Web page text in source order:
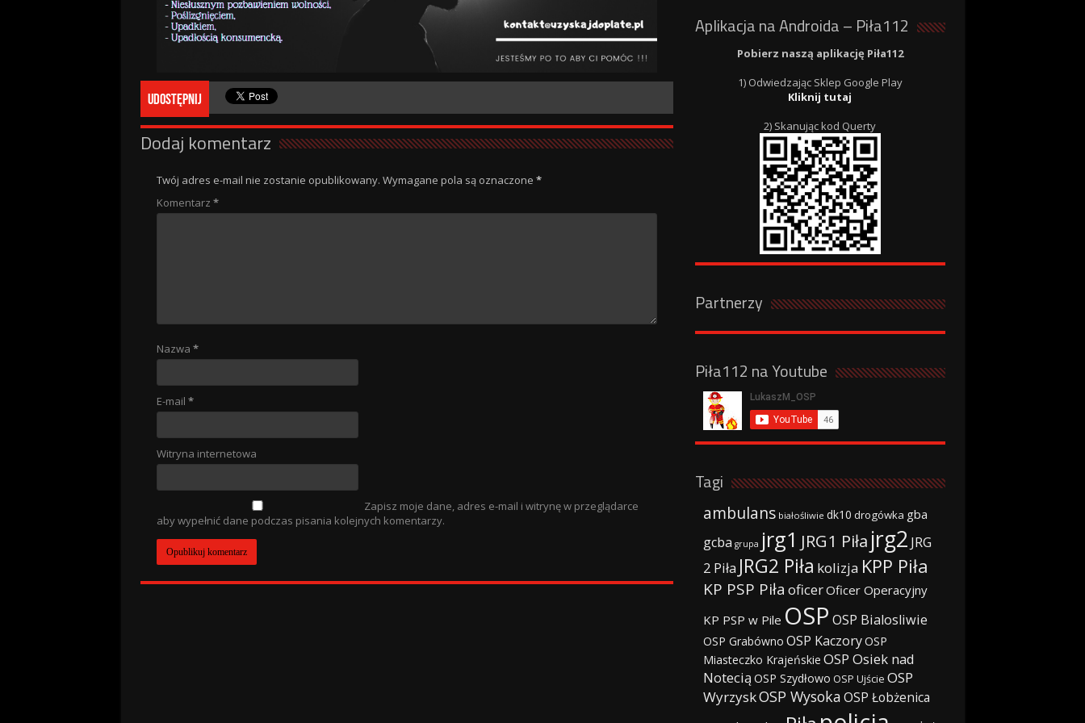
Udostępnij
Dodaj komentarz
Twój adres e-mail nie zostanie opublikowany. Wymagane pola są oznaczone *
Komentarz *
Nazwa *
E-mail *
Witryna internetowa
Zapisz moje dane, adres e-mail i witrynę w przeglądarce
aby wypełnić dane podczas pisania kolejnych komentarzy.
Aplikacja na Androida – Piła112
Pobierz naszą aplikację Piła112
1) Odwiedzając Sklep Google Play
Kliknij tutaj
2) Skanując kod Querty
Partnerzy
Piła112 na Youtube
Tagi
ambulans białośliwie dk10 drogówka gba
gcba grupa jrg1 JRG1 Piła jrg2 JRG
2 Piła JRG2 Piła kolizja KPP Piła
KP PSP Piła oficerOficer Operacyjny
KP PSP w Pile OSP OSP Bialosliwie
OSP Grabówno OSP KaczoryOSP
Miasteczko Krajeńskie OSP Osiek nad
Notecią OSP Szydłowo OSP Ujście OSP
WyrzyskOSP WysokaOSP Łobżenica